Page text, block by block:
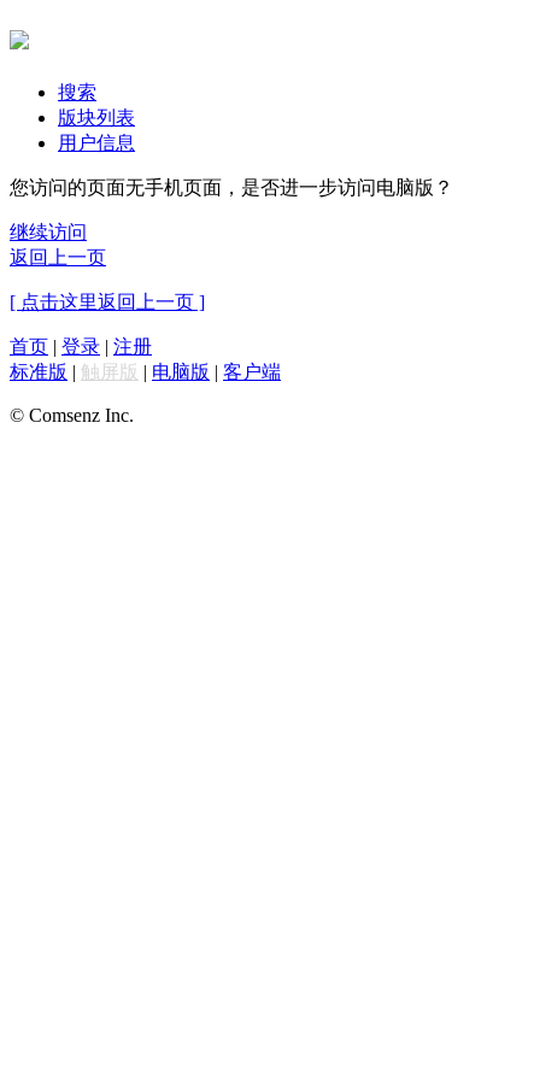
搜索
版块列表
用户信息
您访问的页面无手机页面，是否进一步访问电脑版？
继续访问
返回上一页
[ 点击这里返回上一页 ]
首页 | 登录 | 注册
标准版 | 触屏版 | 电脑版 | 客户端
© Comsenz Inc.